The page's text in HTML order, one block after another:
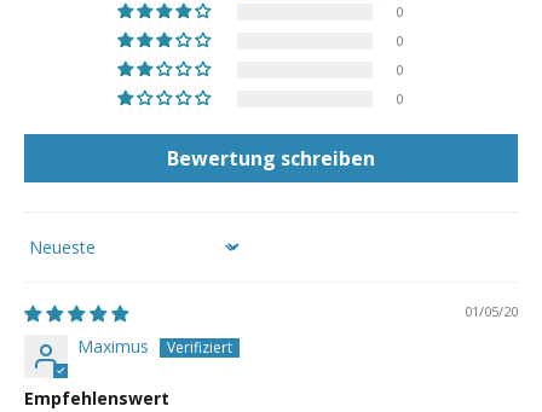
0
0
0
0
Bewertung schreiben
Sort by
01/05/20
Maximus
Empfehlenswert